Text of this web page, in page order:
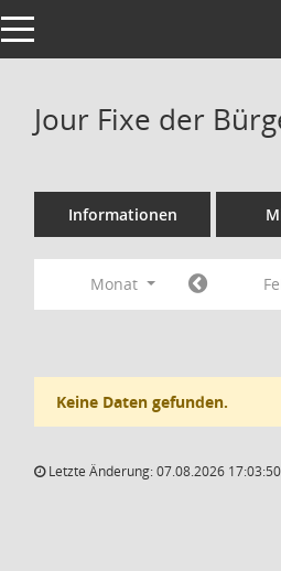
Toggle navigation
Jour Fixe der
Informationen
Monat
Keine Daten gefunden.
Letzte Änderung: 07.08.2026 17:03:50